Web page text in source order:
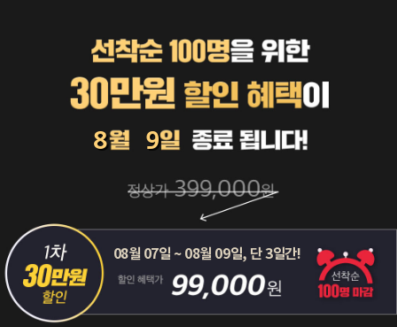
8 9
08월 07일 ~ 08월 09일, 단 3일간!